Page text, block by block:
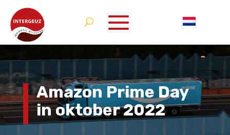
Amazon Prime Day
in oktober 2022